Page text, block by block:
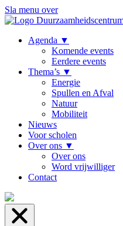
Sla menu over
Agenda ▼
Komende events
Eerdere events
Thema’s ▼
Energie
Spullen en Afval
Natuur
Mobiliteit
Nieuws
Voor scholen
Over ons ▼
Over ons
Word vrijwilliger
Contact